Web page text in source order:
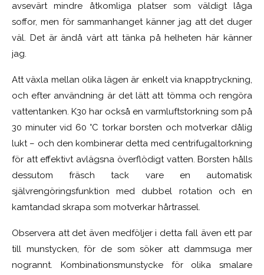
avsevärt mindre åtkomliga platser som väldigt låga
soffor, men för sammanhanget känner jag att det duger
väl. Det är ändå värt att tänka på helheten här känner
jag.
Att växla mellan olika lägen är enkelt via knapptryckning,
och efter användning är det lätt att tömma och rengöra
vattentanken. K30 har också en varmluftstorkning som på
30 minuter vid 60 °C torkar borsten och motverkar dålig
lukt – och den kombinerar detta med centrifugaltorkning
för att effektivt avlägsna överflödigt vatten. Borsten hålls
dessutom fräsch tack vare en automatisk
självrengöringsfunktion med dubbel rotation och en
kamtandad skrapa som motverkar hårtrassel.
Observera att det även medföljer i detta fall även ett par
till munstycken, för de som söker att dammsuga mer
nogrannt. Kombinationsmunstycke för olika smalare